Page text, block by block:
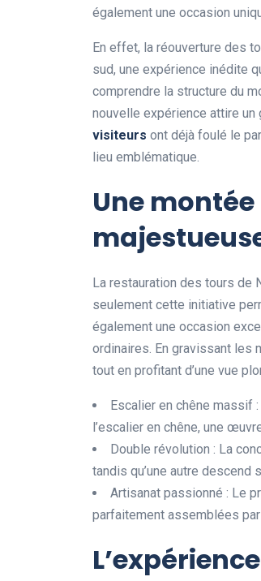
également une occasion
En effet, la réouverture des
sud, une expérience inédite
comprendre la structure du
nouvelle expérience attire un
visiteurs ont déjà foulé le
lieu emblématique.
Une
La restauration des tours de
seulement cette initiative
également une occasion
ordinaires. En gravissant les
tout en profitant d’une vue
Escalier en chêne massif
l’escalier en chêne, une
Double révolution : La
tandis qu’une autre descend
Artisanat passionné : Le
parfaitement assemblées